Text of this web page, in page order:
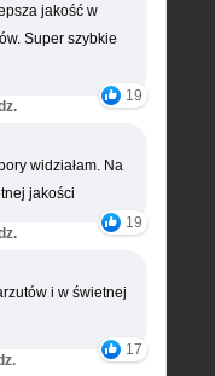
jakość w
Super szybkie
19
widziałam. Na
jakości
19
i w świetnej
17